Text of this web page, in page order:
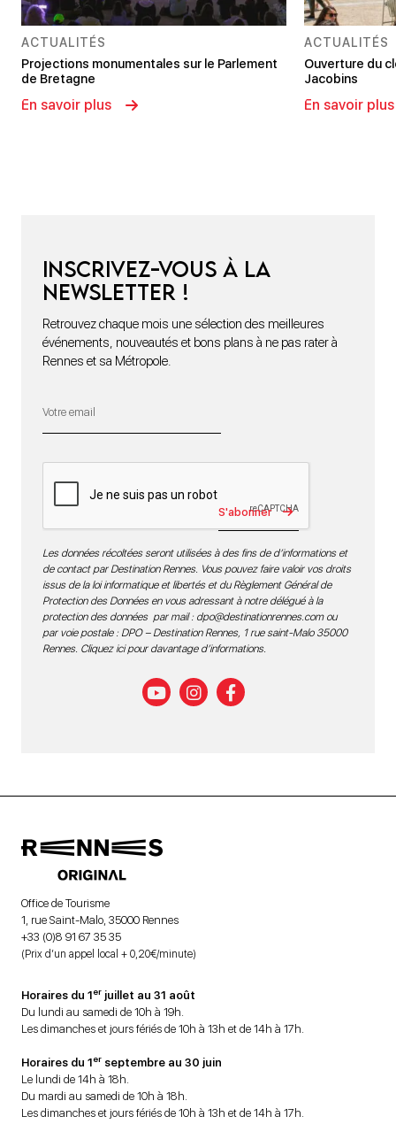
ACTUALITÉS
Projections monumentales sur le Parlement
de Bretagne
En savoir plus
ACTUALITÉS
Ouverture du
Jacobins
En savoir plus
Inscrivez-vous à la
newsletter !
Retrouvez chaque mois une sélection des meilleures
événements, nouveautés et bons plans à ne pas rater à
Rennes et sa Métropole.
S'abonner
Les données récoltées seront utilisées à des fins de d’informations et
de contact par Destination Rennes. Vous pouvez faire valoir vos droits
issus de la loi informatique et libertés et du Règlement Général de
Protection des Données en vous adressant à notre délégué à la
protection des données par mail : dpo@destinationrennes.comou
par voie postale : DPO – Destination Rennes, 1 rue saint-Malo 35000
Rennes. Cliquez ici pour davantage d’informations.
Office de Tourisme
1, rue Saint-Malo, 35000 Rennes
+33 (0)8 91 67 35 35
(Prix d’un appel local + 0,20€/minute)
Horaires du 1er juillet au 31 août
Du lundi au samedi de 10h à 19h.
Les dimanches et jours fériés de 10h à 13h et de 14h à 17h.
Horaires du 1er septembre au 30 juin
Le lundi de 14h à 18h.
Du mardi au samedi de 10h à 18h.
Les dimanches et jours fériés de 10h à 13h et de 14h à 17h.